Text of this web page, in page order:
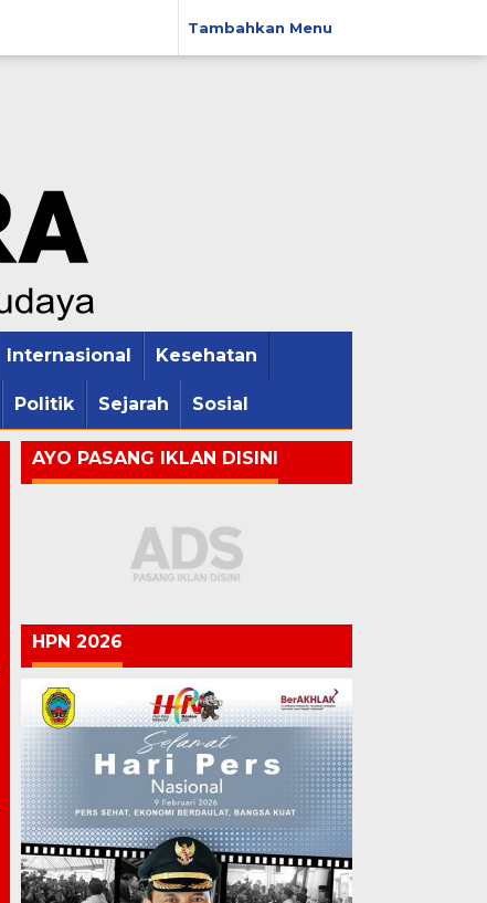
Tambahkan Menu
Internasional Kesehatan
Politik Sejarah Sosial
AYO PASANG IKLAN DISINI
HPN 2026